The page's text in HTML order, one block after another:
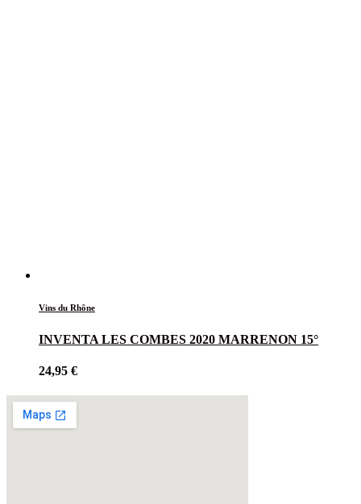
Vins du Rhône
INVENTA LES COMBES 2020 MARRENON 15°
24,95 €